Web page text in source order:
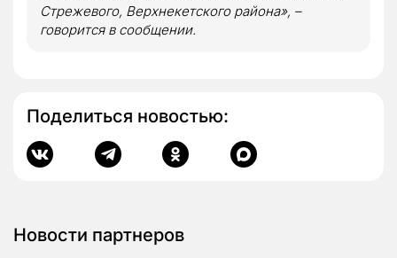
Стрежевого, Верхнекетского района», –
говорится в сообщении.
Поделиться новостью:
Новости партнеров